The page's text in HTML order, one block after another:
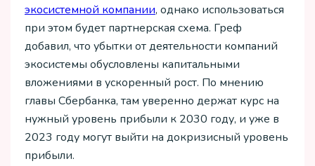
экосистемной компании, однако использоваться
при этом будет партнерская схема. Греф
добавил, что убытки от деятельности компаний
экосистемы обусловлены капитальными
вложениями в ускоренный рост. По мнению
главы Сбербанка, там уверенно держат курс на
нужный уровень прибыли к 2030 году, и уже в
2023 году могут выйти на докризисный уровень
прибыли.